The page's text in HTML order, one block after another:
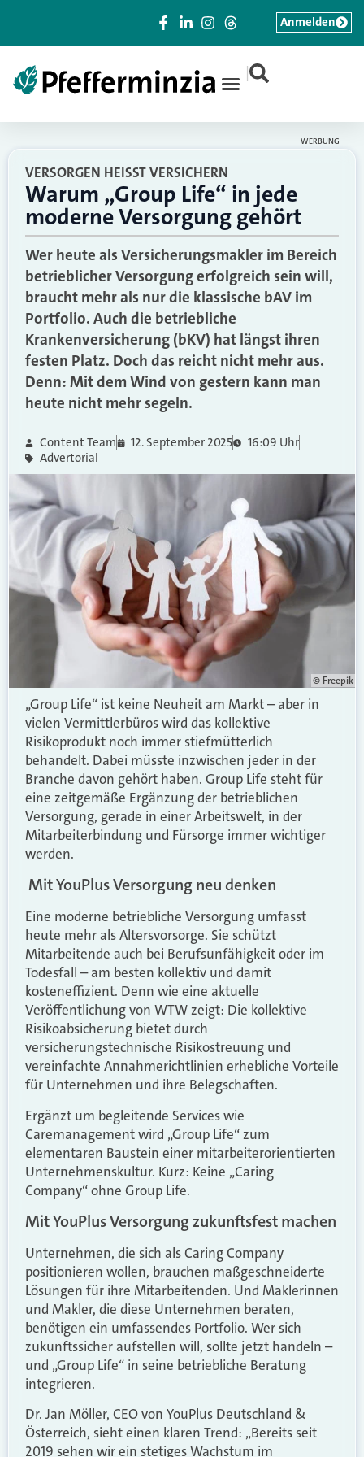
|
Anmelden
WERBUNG
VERSORGEN HEISST VERSICHERN
Warum „Group Life“ in jede
moderne Versorgung gehört
Wer heute als Versicherungsmakler im Bereich
betrieblicher Versorgung erfolgreich sein will,
braucht mehr als nur die klassische bAV im
Portfolio. Auch die betriebliche
Krankenversicherung (bKV) hat längst ihren
festen Platz. Doch das reicht nicht mehr aus.
Denn: Mit dem Wind von gestern kann man
heute nicht mehr segeln.
Content Team 12. September 2025
16:09 Uhr
Advertorial
© Freepik
„Group Life“ ist keine Neuheit am Markt – aber in
vielen Vermittlerbüros wird das kollektive
Risikoprodukt noch immer stiefmütterlich
behandelt. Dabei müsste inzwischen jeder in der
Branche davon gehört haben. Group Life steht für
eine zeitgemäße Ergänzung der betrieblichen
Versorgung, gerade in einer Arbeitswelt, in der
Mitarbeiterbindung und Fürsorge immer wichtiger
werden.
Mit YouPlus Versorgung neu denken
Eine moderne betriebliche Versorgung umfasst
heute mehr als Altersvorsorge. Sie schützt
Mitarbeitende auch bei Berufsunfähigkeit oder im
Todesfall – am besten kollektiv und damit
kosteneffizient. Denn wie eine aktuelle
Veröffentlichung von WTW zeigt: Die kollektive
Risikoabsicherung bietet durch
versicherungstechnische Risikostreuung und
vereinfachte Annahmerichtlinien erhebliche Vorteile
für Unternehmen und ihre Belegschaften.
Ergänzt um begleitende Services wie
Caremanagement wird „Group Life“ zum
elementaren Baustein einer mitarbeiterorientierten
Unternehmenskultur. Kurz: Keine „Caring
Company“ ohne Group Life.
Mit YouPlus Versorgung zukunftsfest machen
Unternehmen, die sich als Caring Company
positionieren wollen, brauchen maßgeschneiderte
Lösungen für ihre Mitarbeitenden. Und Maklerinnen
und Makler, die diese Unternehmen beraten,
benötigen ein umfassendes Portfolio. Wer sich
zukunftssicher aufstellen will, sollte jetzt handeln –
und „Group Life“ in seine betriebliche Beratung
integrieren.
Dr. Jan Möller, CEO von YouPlus Deutschland &
Österreich, sieht einen klaren Trend: „Bereits seit
2019 sehen wir ein stetiges Wachstum im